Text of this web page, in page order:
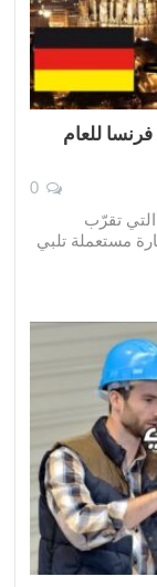
للعام
تقرّب
مستعملة تلبي